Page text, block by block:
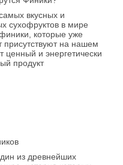
вкусных и
сухофруктов в мире
которые уже
присутствуют на нашем
ценный и энергетически
продукт
из древнейших